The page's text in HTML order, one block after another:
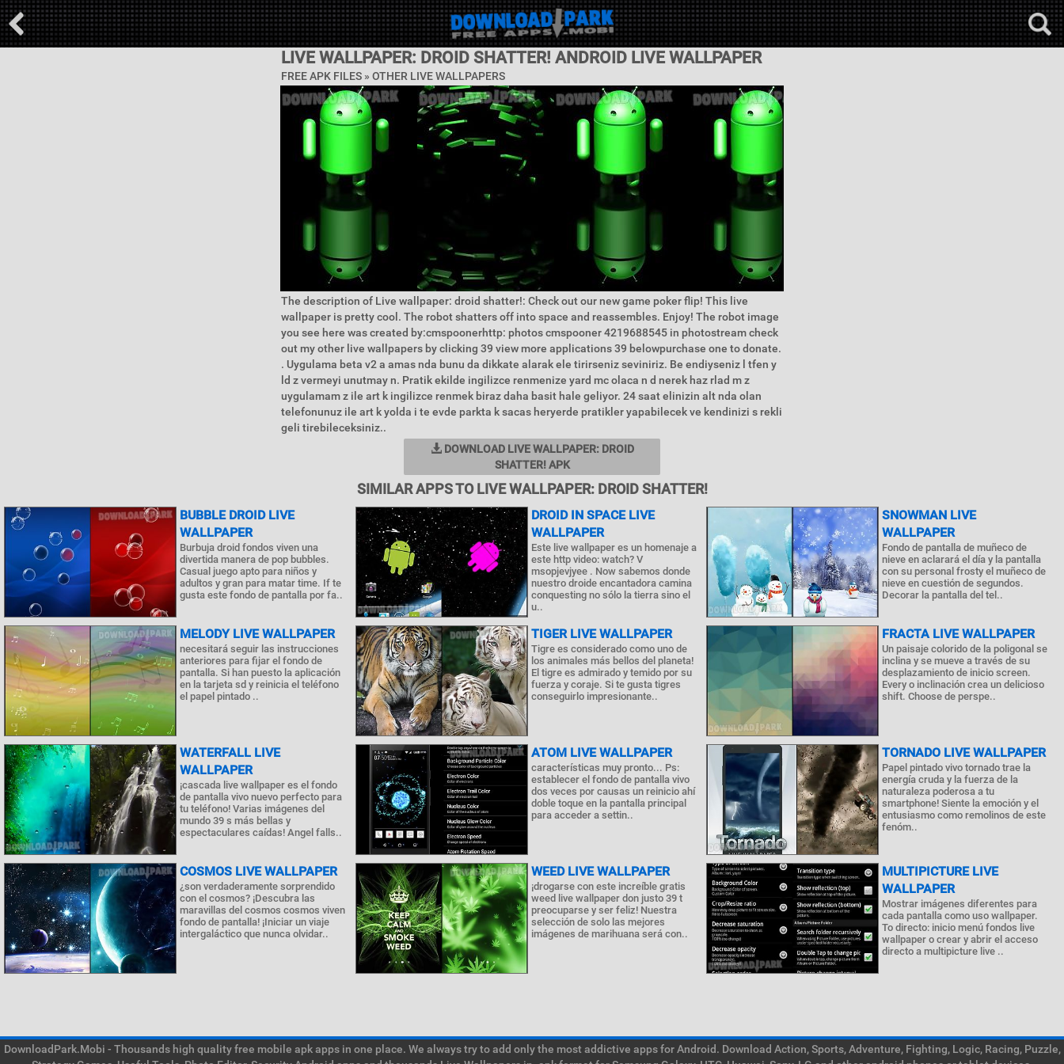
LIVE WALLPAPER: DROID SHATTER! ANDROID LIVE WALLPAPER
FREE APK FILES » OTHER LIVE WALLPAPERS
The description of Live wallpaper: droid shatter!: Check out our new game poker flip! This live
wallpaper is pretty cool. The robot shatters off into space and reassembles. Enjoy! The robot image
you see here was created by:cmspoonerhttp: photos cmspooner 4219688545 in photostream check
out my other live wallpapers by clicking 39 view more applications 39 belowpurchase one to donate.
. Uygulama beta v2 a amas nda bunu da dikkate alarak ele tirirseniz seviniriz. Be endiyseniz l tfen y
ld z vermeyi unutmay n. Pratik ekilde ingilizce renmenize yard mc olaca n d nerek haz rlad m z
uygulamam z ile art k ingilizce renmek biraz daha basit hale geliyor. 24 saat elinizin alt nda olan
telefonunuz ile art k yolda i te evde parkta k sacas heryerde pratikler yapabilecek ve kendinizi s rekli
geli tirebileceksiniz..
DOWNLOAD LIVE WALLPAPER: DROID
SHATTER! APK
SIMILAR APPS TO LIVE WALLPAPER: DROID SHATTER!
BUBBLE DROID LIVE
WALLPAPER
Burbuja droid fondos viven una
divertida manera de pop bubbles.
Casual juego apto para niños y
adultos y gran para matar time. If te
gusta este fondo de pantalla por fa..
DROID IN SPACE LIVE
WALLPAPER
Este live wallpaper es un homenaje a
este http video: watch? V
msopjevjyee . Now sabemos donde
nuestro droide encantadora camina
conquesting no sólo la tierra sino el
u..
SNOWMAN LIVE
WALLPAPER
Fondo de pantalla de muñeco de
nieve en aclarará el día y la pantalla
con su personal frosty el muñeco de
nieve en cuestión de segundos.
Decorar la pantalla del tel..
MELODY LIVE WALLPAPER
necesitará seguir las instrucciones
anteriores para fijar el fondo de
pantalla. Si han puesto la aplicación
en la tarjeta sd y reinicia el teléfono
el papel pintado ..
TIGER LIVE WALLPAPER
Tigre es considerado como uno de
los animales más bellos del planeta!
El tigre es admirado y temido por su
fuerza y coraje. Si te gusta tigres
conseguirlo impresionante..
FRACTA LIVE WALLPAPER
Un paisaje colorido de la poligonal se
inclina y se mueve a través de su
desplazamiento de inicio screen.
Every o inclinación crea un delicioso
shift. Choose de perspe..
WATERFALL LIVE
WALLPAPER
¡cascada live wallpaper es el fondo
de pantalla vivo nuevo perfecto para
tu teléfono! Varias imágenes del
mundo 39 s más bellas y
espectaculares caídas! Angel falls..
ATOM LIVE WALLPAPER
características muy pronto... Ps:
establecer el fondo de pantalla vivo
dos veces por causas un reinicio ahí
doble toque en la pantalla principal
para acceder a settin..
TORNADO LIVE WALLPAPER
Papel pintado vivo tornado trae la
energía cruda y la fuerza de la
naturaleza poderosa a tu
smartphone! Siente la emoción y el
entusiasmo como remolinos de este
fenóm..
COSMOS LIVE WALLPAPER
¿son verdaderamente sorprendido
con el cosmos? ¡Descubra las
maravillas del cosmos cosmos viven
fondo de pantalla! ¡Iniciar un viaje
intergaláctico que nunca olvidar..
WEED LIVE WALLPAPER
¡drogarse con este increíble gratis
weed live wallpaper don justo 39 t
preocuparse y ser feliz! Nuestra
selección de solo las mejores
imágenes de marihuana será con..
MULTIPICTURE LIVE
WALLPAPER
Mostrar imágenes diferentes para
cada pantalla como uso wallpaper.
To directo: inicio menú fondos live
wallpaper o crear y abrir el acceso
directo a multipicture live ..
DownloadPark.Mobi - Thousands high quality free mobile apk apps in one place. We always try to add only the most addictive apps for Android. Download Action, Sports, Adventure, Fighting, Logic, Racing, Puzzle,